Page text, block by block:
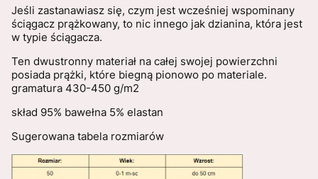
Jeśli zastanawiasz się, czym jest wcześniej wspominany
ściągacz prążkowany, to nic innego jak dzianina, która jest
w typie ściągacza.
Ten dwustronny materiał na całej swojej powierzchni
posiada prążki, które biegną pionowo po materiale.
gramatura 430-450 g/m2
skład 95% bawełna 5% elastan
Sugerowana tabela rozmiarów